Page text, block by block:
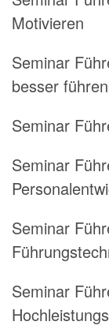
Motivieren
Seminar
besser führen
Seminar
Seminar
Seminar
Seminar